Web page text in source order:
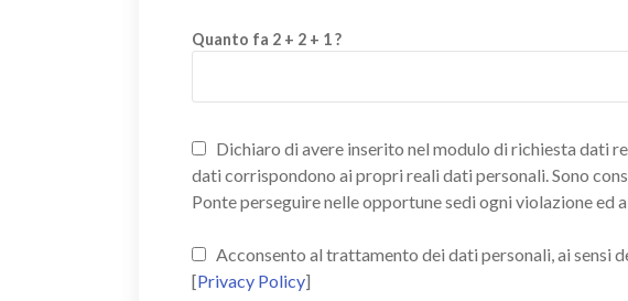
Quanto fa 2 + 2 + 1 ?
Dichiaro di avere inserito nel modulo di richiesta dati
dati corrispondono ai propri reali dati personali. Sono
Ponte perseguire nelle opportune sedi ogni violazione ed
Acconsento al trattamento dei dati personali, ai sensi
[Privacy Policy]